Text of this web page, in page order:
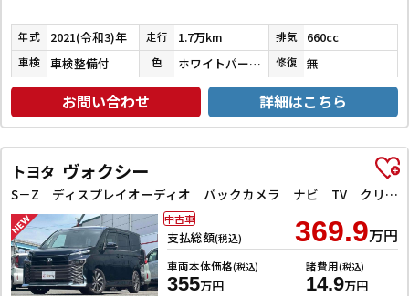
年式 2021(令和3)年 走行 1.7万km 排気 660cc
車検 車検整備付 色 ホワイトパール３コートパール 修復 無
お問い合わせ 詳細はこちら
トヨタ ヴォクシー
S－Z ディスプレイオーディオ バックカメラ ナビ TV クリアランスソナー オートクルーズコントロール レーンアシスト 衝突被害軽減システム 両側電動スライドドア オートマチックハイビーム オートライト
支払総額(税込) 369.9万円
車両本体価格(税込)
355万円
諸費用(税込)
14.9万円
中古車